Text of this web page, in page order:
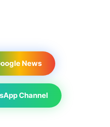
News
Channel